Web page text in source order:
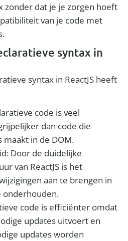
zonder dat je je zorgen hoeft
van je code met
syntax in
syntax in ReactJS heeft
code is veel
dan code die
maakt in de DOM.
Door de duidelijke
van ReactJS is het
aan te brengen in
onderhouden.
code is efficiënter omdat
updates uitvoert en
updates worden